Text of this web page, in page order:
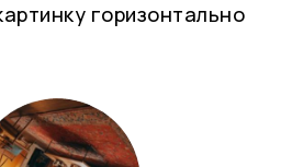
горизонтально